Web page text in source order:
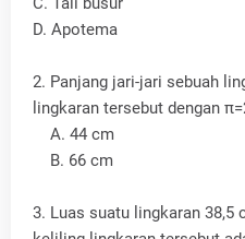
D. Apotema
2. Panjang jari-jari sebuah
lingkaran tersebut dengan
A. 44 cm C.
B. 66 cm D.
3. Luas suatu lingkaran 38,5